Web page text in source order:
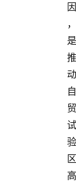
因
，
是
推
动
自
贸
试
验
区
高